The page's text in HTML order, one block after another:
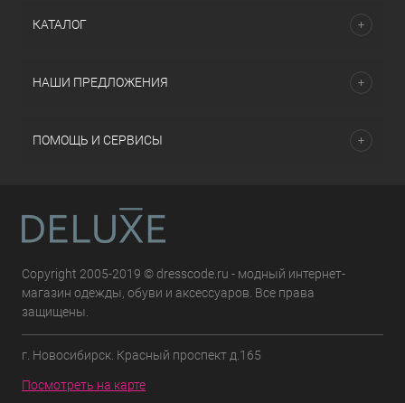
КАТАЛОГ
НАШИ ПРЕДЛОЖЕНИЯ
ПОМОЩЬ И СЕРВИСЫ
Copyright 2005-2019 © dresscode.ru - модный интернет-
магазин одежды, обуви и аксессуаров. Все права
защищены.
г. Новосибирск. Красный проспект д.165
Посмотреть на карте